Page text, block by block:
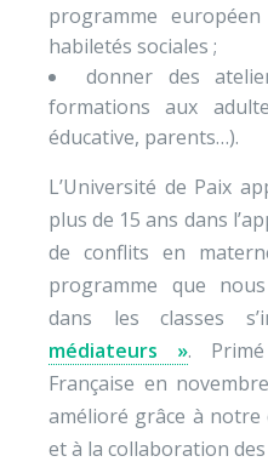
programme
habiletés sociales ;
donner des
formations aux
éducative, parents…).
L’Université de Paix
plus de 15 ans dans
de conflits en
programme que
dans les classes
médiateurs ».
Française en
amélioré grâce à
et à la collaboration